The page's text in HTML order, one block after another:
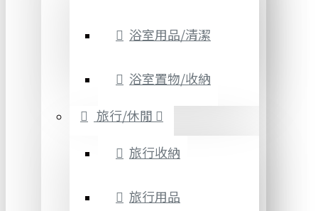
浴室用品/清潔
浴室置物/收納
旅行/休閒
旅行收納
旅行用品